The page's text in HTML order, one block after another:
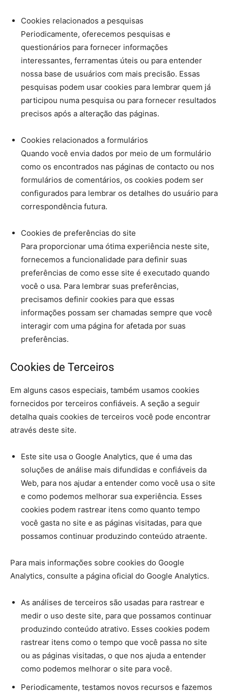
Cookies relacionados a pesquisas
Periodicamente, oferecemos pesquisas e
questionários para fornecer informações
interessantes, ferramentas úteis ou para entender
nossa base de usuários com mais precisão. Essas
pesquisas podem usar cookies para lembrar quem já
participou numa pesquisa ou para fornecer resultados
precisos após a alteração das páginas.
Cookies relacionados a formulários
Quando você envia dados por meio de um formulário
como os encontrados nas páginas de contacto ou nos
formulários de comentários, os cookies podem ser
configurados para lembrar os detalhes do usuário para
correspondência futura.
Cookies de preferências do site
Para proporcionar uma ótima experiência neste site,
fornecemos a funcionalidade para definir suas
preferências de como esse site é executado quando
você o usa. Para lembrar suas preferências,
precisamos definir cookies para que essas
informações possam ser chamadas sempre que você
interagir com uma página for afetada por suas
preferências.
Cookies de Terceiros
Em alguns casos especiais, também usamos cookies
fornecidos por terceiros confiáveis. A seção a seguir
detalha quais cookies de terceiros você pode encontrar
através deste site.
Este site usa o Google Analytics, que é uma das
soluções de análise mais difundidas e confiáveis ​​da
Web, para nos ajudar a entender como você usa o site
e como podemos melhorar sua experiência. Esses
cookies podem rastrear itens como quanto tempo
você gasta no site e as páginas visitadas, para que
possamos continuar produzindo conteúdo atraente.
Para mais informações sobre cookies do Google
Analytics, consulte a página oficial do Google Analytics.
As análises de terceiros são usadas para rastrear e
medir o uso deste site, para que possamos continuar
produzindo conteúdo atrativo. Esses cookies podem
rastrear itens como o tempo que você passa no site
ou as páginas visitadas, o que nos ajuda a entender
como podemos melhorar o site para você.
Periodicamente, testamos novos recursos e fazemos